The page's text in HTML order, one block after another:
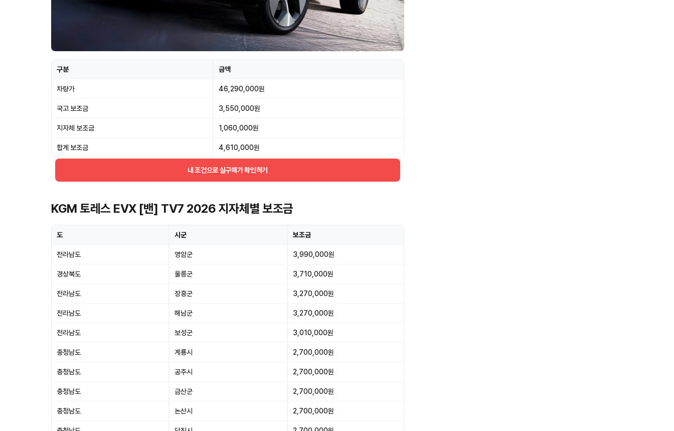
구분 금액
차량가 46,290,000원
국고 보조금 3,550,000원
지자체 보조금 1,060,000원
합계 보조금 4,610,000원
내 조건으로 실구매가 확인하기
KGM 토레스 EVX [밴] TV7 2026 지자체별 보조금
도 시군 보조금
전라남도 영암군 3,990,000원
경상북도 울릉군 3,710,000원
전라남도 장흥군 3,270,000원
전라남도 해남군 3,270,000원
전라남도 보성군 3,010,000원
충청남도 계룡시 2,700,000원
충청남도 공주시 2,700,000원
충청남도 금산군 2,700,000원
충청남도 논산시 2,700,000원